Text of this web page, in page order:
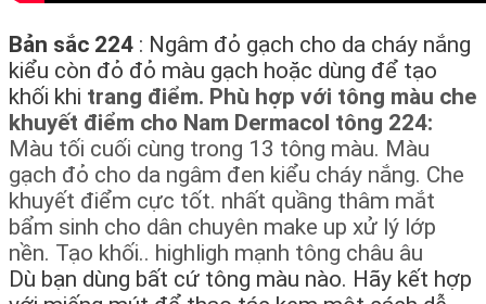
Bản sắc 224 : Ngâm đỏ gạch cho da cháy nắng
kiểu còn đỏ đỏ màu gạch hoặc dùng để tạo
khối khi trang điểm. Phù hợp với tông màu che
khuyết điểm cho Nam Dermacol tông 224:
Màu tối cuối cùng trong 13 tông màu. Màu
gạch đỏ cho da ngâm đen kiểu cháy nắng. Che
khuyết điểm cực tốt. nhất quầng thâm mắt
bẩm sinh cho dân chuyên make up xử lý lớp
nền. Tạo khối.. highligh mạnh tông châu âu
Dù bạn dùng bất cứ tông màu nào. Hãy kết hợp